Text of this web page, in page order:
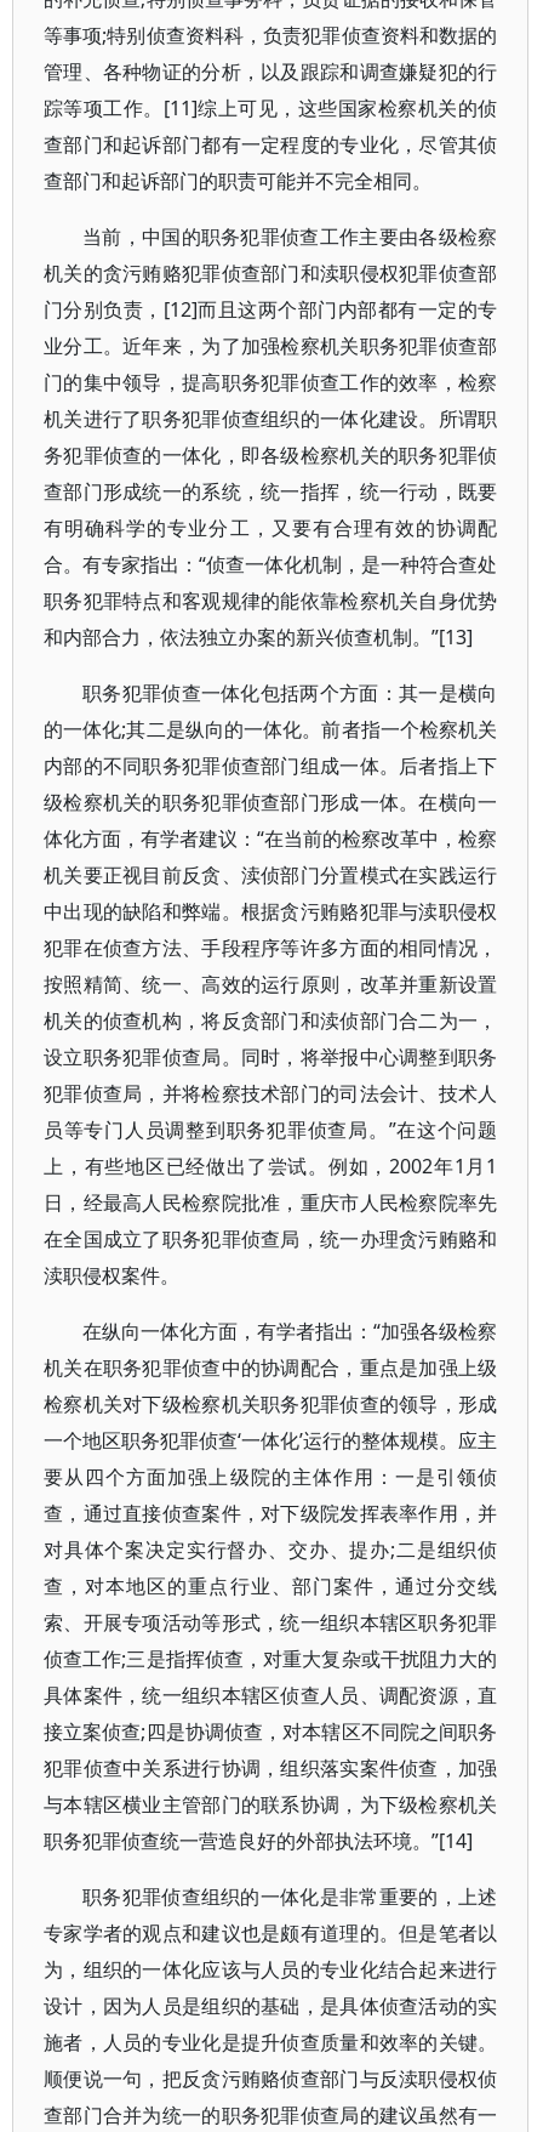
等事项;特别侦查资料科，负责犯罪侦查资料和数据的
管理、各种物证的分析，以及跟踪和调查嫌疑犯的行
踪等项工作。[11]综上可见，这些国家检察机关的侦
查部门和起诉部门都有一定程度的专业化，尽管其侦
查部门和起诉部门的职责可能并不完全相同。
当前，中国的职务犯罪侦查工作主要由各级检察
机关的贪污贿赂犯罪侦查部门和渎职侵权犯罪侦查部
门分别负责，[12]而且这两个部门内部都有一定的专
业分工。近年来，为了加强检察机关职务犯罪侦查部
门的集中领导，提高职务犯罪侦查工作的效率，检察
机关进行了职务犯罪侦查组织的一体化建设。所谓职
务犯罪侦查的一体化，即各级检察机关的职务犯罪侦
查部门形成统一的系统，统一指挥，统一行动，既要
有明确科学的专业分工，又要有合理有效的协调配
合。有专家指出：“侦查一体化机制，是一种符合查处
职务犯罪特点和客观规律的能依靠检察机关自身优势
和内部合力，依法独立办案的新兴侦查机制。”[13]
职务犯罪侦查一体化包括两个方面：其一是横向
的一体化;其二是纵向的一体化。前者指一个检察机关
内部的不同职务犯罪侦查部门组成一体。后者指上下
级检察机关的职务犯罪侦查部门形成一体。在横向一
体化方面，有学者建议：“在当前的检察改革中，检察
机关要正视目前反贪、渎侦部门分置模式在实践运行
中出现的缺陷和弊端。根据贪污贿赂犯罪与渎职侵权
犯罪在侦查方法、手段程序等许多方面的相同情况，
按照精简、统一、高效的运行原则，改革并重新设置
机关的侦查机构，将反贪部门和渎侦部门合二为一，
设立职务犯罪侦查局。同时，将举报中心调整到职务
犯罪侦查局，并将检察技术部门的司法会计、技术人
员等专门人员调整到职务犯罪侦查局。”在这个问题
上，有些地区已经做出了尝试。例如，2002年1月1
日，经最高人民检察院批准，重庆市人民检察院率先
在全国成立了职务犯罪侦查局，统一办理贪污贿赂和
渎职侵权案件。
在纵向一体化方面，有学者指出：“加强各级检察
机关在职务犯罪侦查中的协调配合，重点是加强上级
检察机关对下级检察机关职务犯罪侦查的领导，形成
一个地区职务犯罪侦查‘一体化’运行的整体规模。应主
要从四个方面加强上级院的主体作用：一是引领侦
查，通过直接侦查案件，对下级院发挥表率作用，并
对具体个案决定实行督办、交办、提办;二是组织侦
查，对本地区的重点行业、部门案件，通过分交线
索、开展专项活动等形式，统一组织本辖区职务犯罪
侦查工作;三是指挥侦查，对重大复杂或干扰阻力大的
具体案件，统一组织本辖区侦查人员、调配资源，直
接立案侦查;四是协调侦查，对本辖区不同院之间职务
犯罪侦查中关系进行协调，组织落实案件侦查，加强
与本辖区横业主管部门的联系协调，为下级检察机关
职务犯罪侦查统一营造良好的外部执法环境。”[14]
职务犯罪侦查组织的一体化是非常重要的，上述
专家学者的观点和建议也是颇有道理的。但是笔者以
为，组织的一体化应该与人员的专业化结合起来进行
设计，因为人员是组织的基础，是具体侦查活动的实
施者，人员的专业化是提升侦查质量和效率的关键。
顺便说一句，把反贪污贿赂侦查部门与反渎职侵权侦
查部门合并为统一的职务犯罪侦查局的建议虽然有一